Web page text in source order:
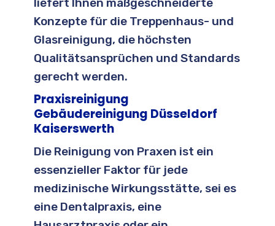
liefert Ihnen maßgeschneiderte
Konzepte für die Treppenhaus- und
Glasreinigung, die höchsten
Qualitätsansprüchen und Standards
gerecht werden.
Praxisreinigung
Gebäudereinigung Düsseldorf
Kaiserswerth
Die Reinigung von Praxen ist ein
essenzieller Faktor für jede
medizinische Wirkungsstätte, sei es
eine Dentalpraxis, eine